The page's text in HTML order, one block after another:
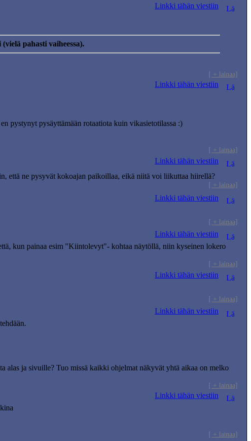
Linkki tähän viestiin
pahasti vaiheessa).
[ + lainaa]
Linkki tähän viestiin
pystynyt pysäyttämään rotaatiota kuin vikasietotilassa :)
[ + lainaa]
Linkki tähän viestiin
että ne pysyvät kokoajan paikoillaa, eikä niitä voi liikuttaa hiirellä?
[ + lainaa]
Linkki tähän viestiin
[ + lainaa]
Linkki tähän viestiin
kun painaa esim "Kiintolevyt"- kohtaa näytöllä, niin kyseinen lokero
[ + lainaa]
Linkki tähän viestiin
[ + lainaa]
Linkki tähän viestiin
alas ja sivuille? Tuo missä kaikki ohjelmat näkyvät yhtä aikaa on melko
[ + lainaa]
Linkki tähän viestiin
[ + lainaa]